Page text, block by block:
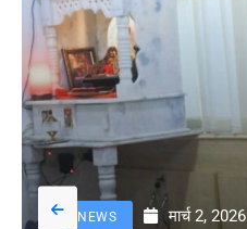
NEWS मार्च 2, 2026